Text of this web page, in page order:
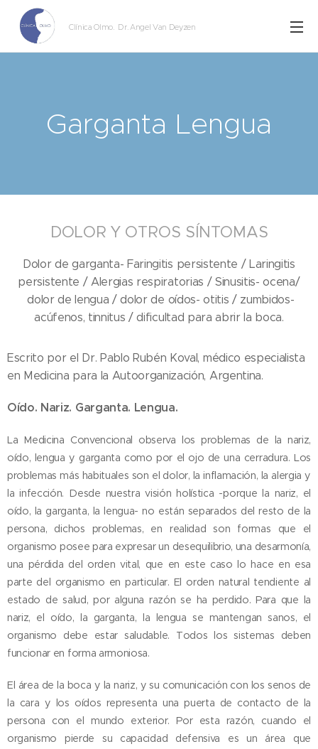
Clínica Olmo. Dr. Angel Van Deyzen
Garganta Lengua
DOLOR Y OTROS SÍNTOMAS
Dolor de garganta- Faringitis persistente / Laringitis
persistente / Alergias respiratorias / Sinusitis- ocena/
dolor de lengua / dolor de oídos- otitis / zumbidos-
acúfenos, tinnitus / dificultad para abrir la boca.
Escrito por el Dr. Pablo Rubén Koval, médico especialista
en Medicina para la Autoorganización, Argentina.
Oído. Nariz. Garganta. Lengua.
La Medicina Convencional observa los problemas de la nariz,
oído, lengua y garganta como por el ojo de una cerradura. Los
problemas más habituales son el dolor, la inflamación, la alergia y
la infección. Desde nuestra visión holística -porque la nariz, el
oído, la garganta, la lengua- no están separados del resto de la
persona, dichos problemas, en realidad son formas que el
organismo posee para expresar un desequilibrio, una desarmonía,
una pérdida del orden vital, que en este caso lo hace en esa
parte del organismo en particular. El orden natural tendiente al
estado de salud, por alguna razón se ha perdido. Para que la
nariz, el oído, la garganta, la lengua se mantengan sanos, el
organismo debe estar saludable. Todos los sistemas deben
funcionar en forma armoniosa.
El área de la boca y la nariz, y su comunicación con los senos de
la cara y los oídos representa una puerta de contacto de la
persona con el mundo exterior. Por esta razón, cuando el
organismo pierde su capacidad defensiva es un área que